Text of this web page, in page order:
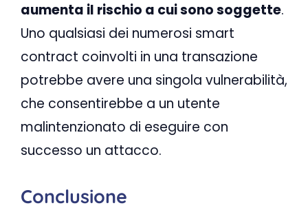
aumenta il rischio a cui sono soggette.
Uno qualsiasi dei numerosi smart
contract coinvolti in una transazione
potrebbe avere una singola vulnerabilità,
che consentirebbe a un utente
malintenzionato di eseguire con
successo un attacco.
Conclusione